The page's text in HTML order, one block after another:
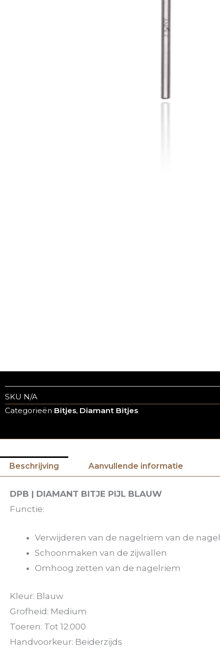
SKU N/A
Categorieën Bitjes, Diamant Bitjes
Beschrijving Aanvullende informatie
DPB | DIAMANT BITJE PIJL BLAUW
Functie:
Verwijderen van de nagelriem van de
Schoonmaken van de zijwallen
Omhoog zetten van de nagelriem
Kleur: Blauw
Grofheid: Medium
Toeren: Tot 12.000
Handvoorkeur: Beiderzijds